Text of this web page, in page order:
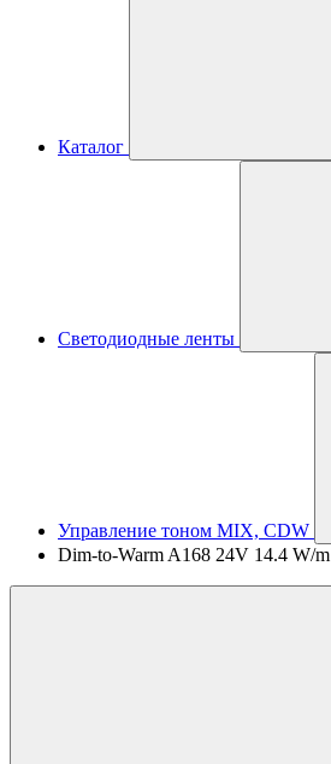
Каталог
Светодиодные ленты
Управление тоном MIX, CDW
Dim-to-Warm A168 24V 14.4 W/m